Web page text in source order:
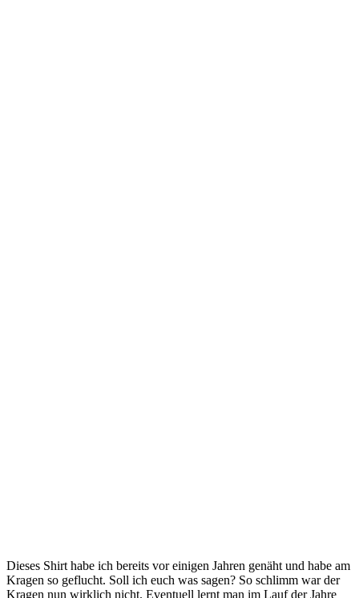
Dieses Shirt habe ich bereits vor einigen Jahren genäht und habe am
Kragen so geflucht. Soll ich euch was sagen? So schlimm war der
Kragen nun wirklich nicht. Eventuell lernt man im Lauf der Jahre